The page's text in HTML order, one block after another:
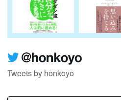
Tweets by honkoyo